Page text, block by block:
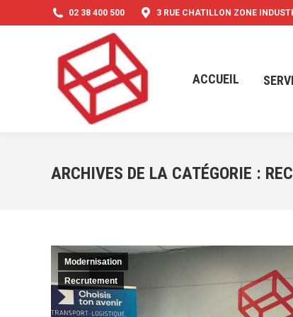
02 38 400 500 3 RUE CHATILLON ZONE
ACCUEIL
ARCHIVES DE LA CATÉGORIE :
Modernisation
Recrutement